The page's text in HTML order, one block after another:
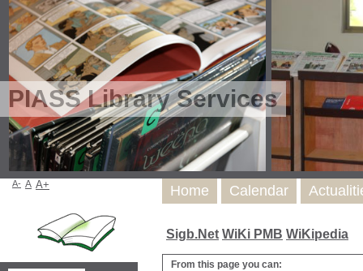
PIASS Library Services
Sigb.Net WiKi PMB WiKipedia
From this page you can:
Home Calendar
A- A A+